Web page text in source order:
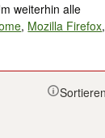
weiterhin alle
, Mozilla Firefox,